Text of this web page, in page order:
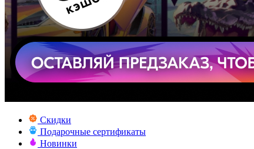
Скидки
Подарочные сертификаты
Новинки